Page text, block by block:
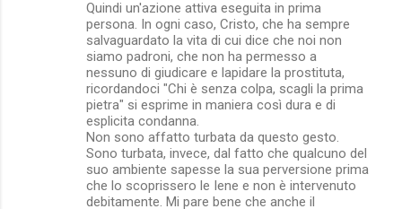
Quindi un'azione attiva eseguita in prima
persona. In ogni caso, Cristo, che ha sempre
salvaguardato la vita di cui dice che noi non
siamo padroni, che non ha permesso a
nessuno di giudicare e lapidare la prostituta,
ricordandoci "Chi è senza colpa, scagli la prima
pietra" si esprime in maniera così dura e di
esplicita condanna.
Non sono affatto turbata da questo gesto.
Sono turbata, invece, dal fatto che qualcuno del
suo ambiente sapesse la sua perversione prima
che lo scoprissero le Iene e non è intervenuto
debitamente. Mi pare bene che anche il